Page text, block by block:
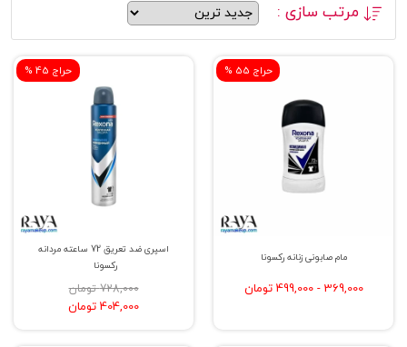
مرتب سازی :
% حراج 55
مام صابونی زنانه رکسونا
369,000 - 499,000 تومان
% حراج 45
اسپری ضد تعریق 72 ساعته مردانه
رکسونا
728,000 تومان
404,000 تومان